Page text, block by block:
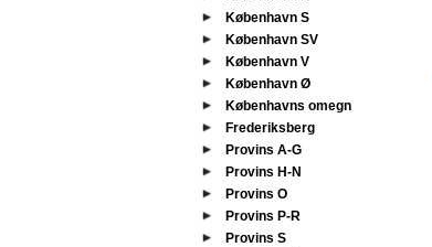
København S
København SV
København V
København Ø
Københavns omegn
Frederiksberg
Provins A-G
Provins H-N
Provins O
Provins P-R
Provins S